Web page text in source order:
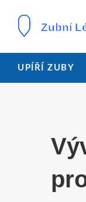
UPÍŘÍ ZUBY